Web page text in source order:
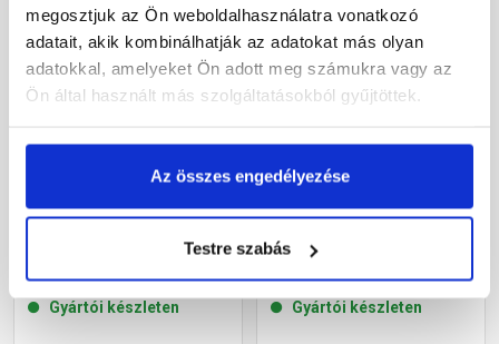
megosztjuk az Ön weboldalhasználatra vonatkozó
adatait, akik kombinálhatják az adatokat más olyan
adatokkal, amelyeket Ön adott meg számukra vagy az
Ön által használt más szolgáltatásokból gyűjtöttek.
Az összes engedélyezése
Testre szabás
Masterplast
16-C 25 kg
Gyártói készleten
Masterplast
Thermomaster akril
07-C 25 kg
Gyártói készleten